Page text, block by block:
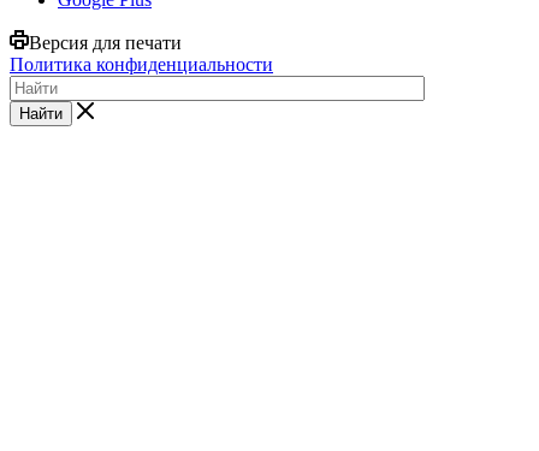
Версия для печати
Политика конфиденциальности
Найти